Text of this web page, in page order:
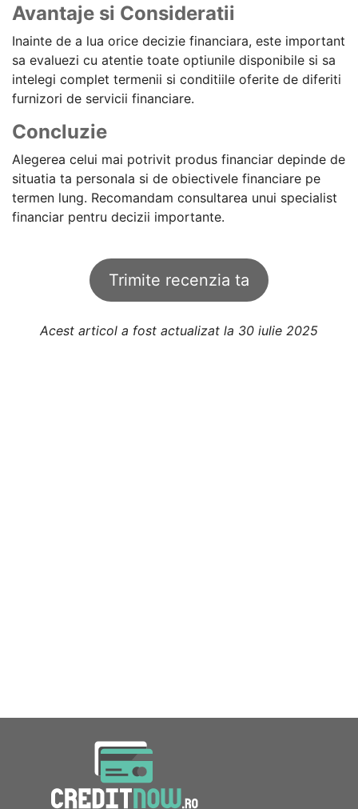
Avantaje si Consideratii
Inainte de a lua orice decizie financiara, este important
sa evaluezi cu atentie toate optiunile disponibile si sa
intelegi complet termenii si conditiile oferite de diferiti
furnizori de servicii financiare.
Concluzie
Alegerea celui mai potrivit produs financiar depinde de
situatia ta personala si de obiectivele financiare pe
termen lung. Recomandam consultarea unui specialist
financiar pentru decizii importante.
Trimite recenzia ta
Acest articol a fost actualizat la 30 iulie 2025